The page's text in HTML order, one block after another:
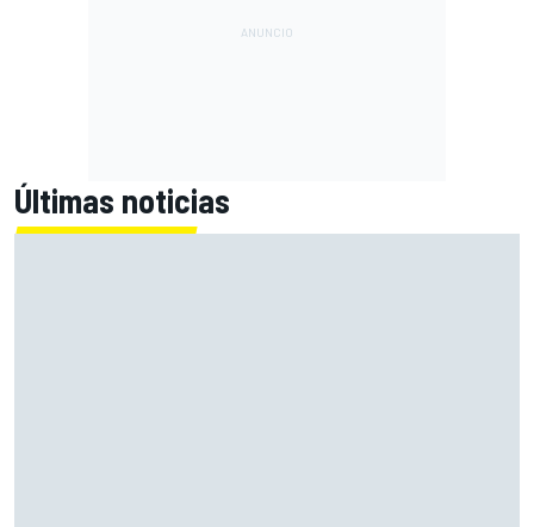
Últimas noticias